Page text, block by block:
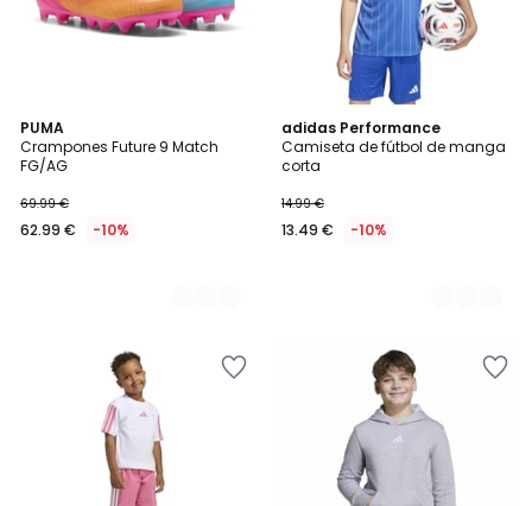
PUMA
Crampones Future 9 Match
FG/AG
69.99 €
62.99 € -10%
2
Colores
adidas Performance
Camiseta de fútbol de manga
corta
14.99 €
13.49 € -10%
2
Colores